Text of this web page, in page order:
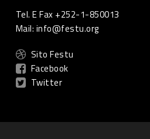
Tel. E Fax +252-1-850013
Mail: info@festu.org
Sito Festu
Facebook
Twitter